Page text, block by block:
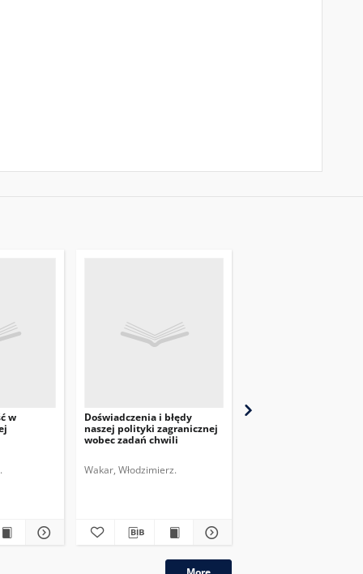
w
Doświadczenia i błędy
naszej polityki zagranicznej
wobec zadań chwili
Wakar, Włodzimierz.